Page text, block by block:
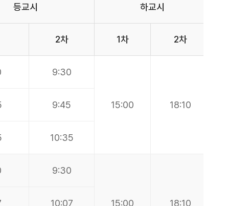
등교시 하교시
2차 1차 2차
9:30
15:00 18:10
9:45
10:35
9:30
15:00 18:10
10:07